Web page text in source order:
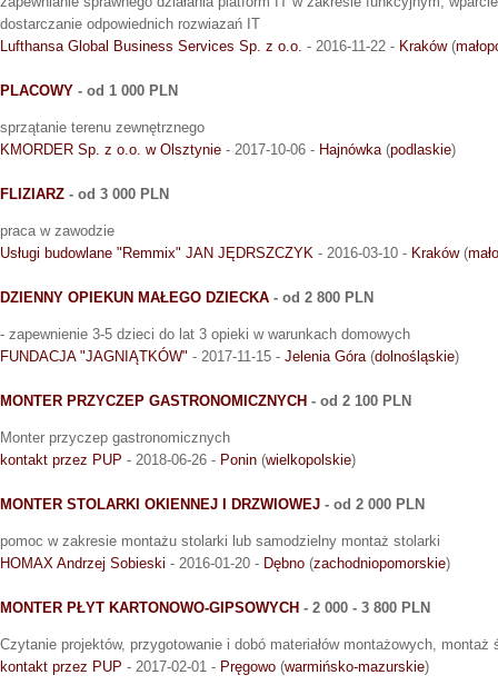
dostarczanie odpowiednich rozwiazań IT
Lufthansa Global Business Services Sp. z o.o. - 2016-11-22 - Kraków(
PLACOWY - od 1 000 PLN
sprzątanie terenu zewnętrznego
KMORDER Sp. z o.o. w Olsztynie - 2017-10-06 - Hajnówka (podlaskie)
FLIZIARZ - od 3 000 PLN
praca w zawodzie
Usługi budowlane "Remmix" JAN JĘDRSZCZYK - 2016-03-10 - Kraków(
DZIENNY OPIEKUN MAŁEGO DZIECKA - od 2 800 PLN
- zapewnienie 3-5 dzieci do lat 3 opieki w warunkach domowych
FUNDACJA "JAGNIĄTKÓW" - 2017-11-15 - Jelenia Góra (dolnośląskie)
MONTER PRZYCZEP GASTRONOMICZNYCH - od 2 100 PLN
Monter przyczep gastronomicznych
kontakt przez PUP - 2018-06-26 - Ponin (wielkopolskie)
MONTER STOLARKI OKIENNEJ I DRZWIOWEJ - od 2 000 PLN
pomoc w zakresie montażu stolarki lub samodzielny montaż stolarki
HOMAX Andrzej Sobieski - 2016-01-20 - Dębno (zachodniopomorskie)
MONTER PŁYT KARTONOWO-GIPSOWYCH - 2 000 - 3 800 PLN
Czytanie projektów, przygotowanie i dobó materiałów montażowych,
kontakt przez PUP - 2017-02-01 - Pręgowo (warmińsko-mazurskie)